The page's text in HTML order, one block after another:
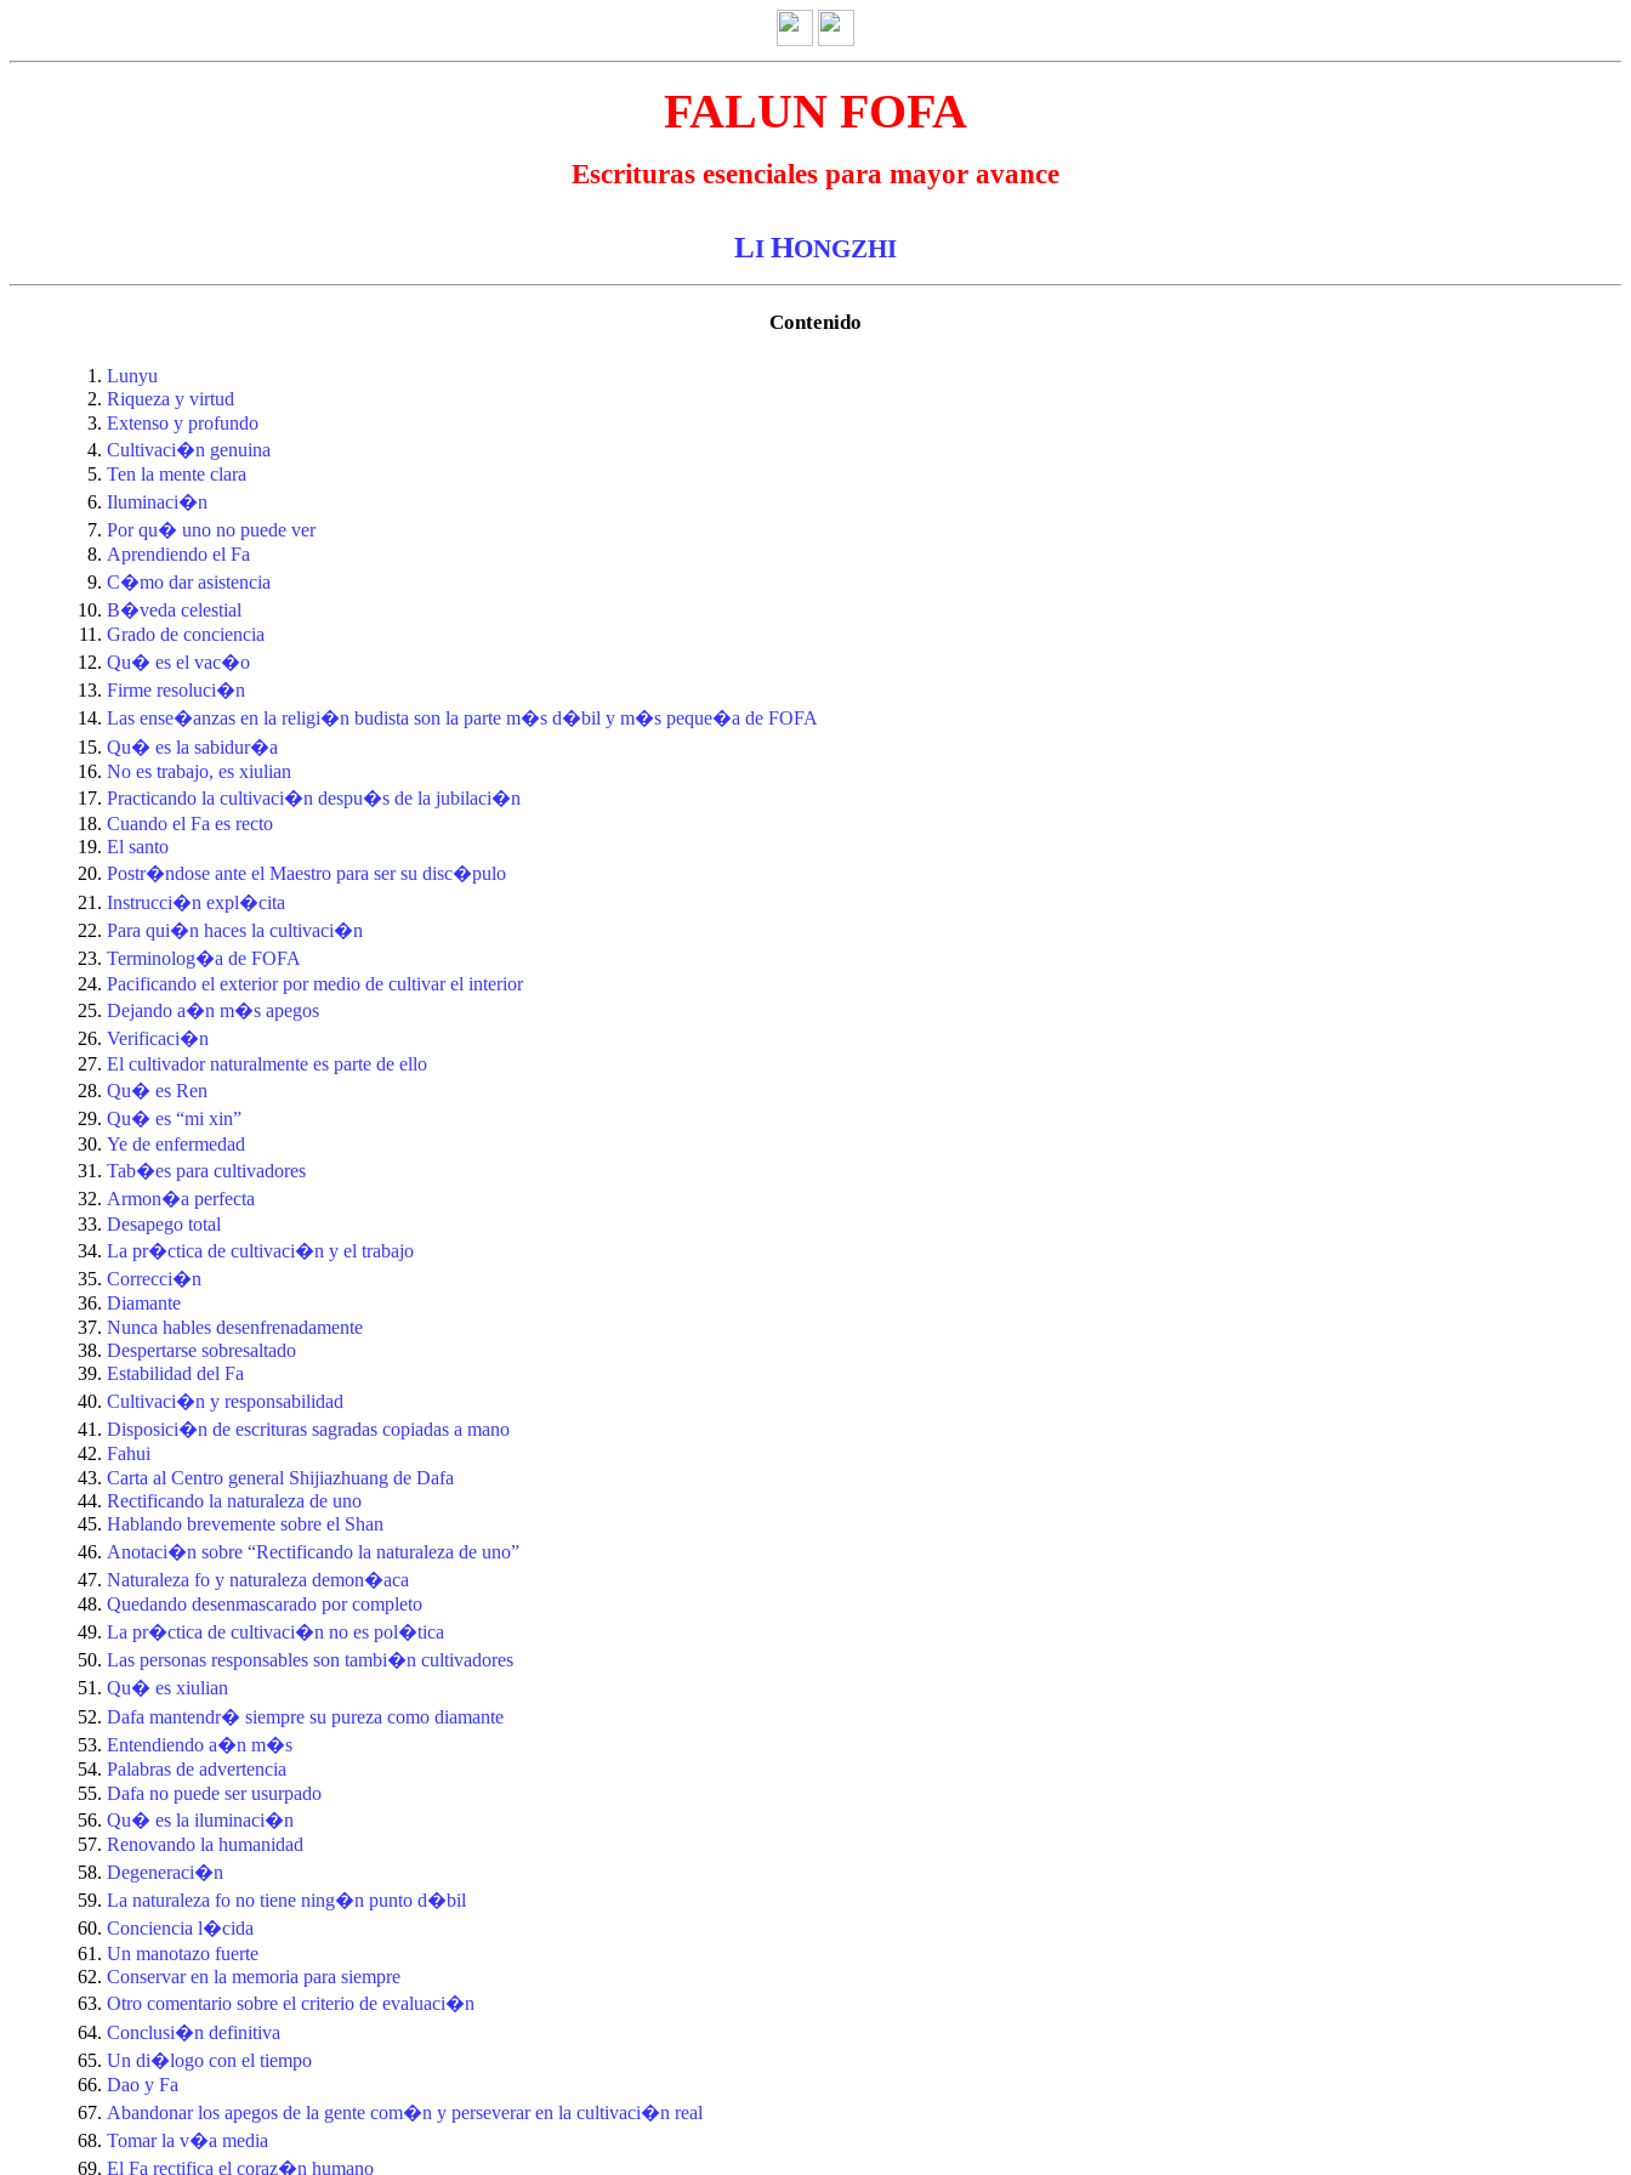
FALUN FOFA
Escrituras esenciales para mayor avance
LI HONGZHI
Contenido
Lunyu
Riqueza y virtud
Extenso y profundo
Cultivaci�n genuina
Ten la mente clara
Iluminaci�n
Por qu� uno no puede ver
Aprendiendo el Fa
C�mo dar asistencia
B�veda celestial
Grado de conciencia
Qu� es el vac�o
Firme resoluci�n
Las ense�anzas en la religi�n budista son la parte m�s d�bil y m�s peque�a de FOFA
Qu� es la sabidur�a
No es trabajo, es xiulian
Practicando la cultivaci�n despu�s de la jubilaci�n
Cuando el Fa es recto
El santo
Postr�ndose ante el Maestro para ser su disc�pulo
Instrucci�n expl�cita
Para qui�n haces la cultivaci�n
Terminolog�a de FOFA
Pacificando el exterior por medio de cultivar el interior
Dejando a�n m�s apegos
Verificaci�n
El cultivador naturalmente es parte de ello
Qu� es Ren
Qu� es “mi xin”
Ye de enfermedad
Tab�es para cultivadores
Armon�a perfecta
Desapego total
La pr�ctica de cultivaci�n y el trabajo
Correcci�n
Diamante
Nunca hables desenfrenadamente
Despertarse sobresaltado
Estabilidad del Fa
Cultivaci�n y responsabilidad
Disposici�n de escrituras sagradas copiadas a mano
Fahui
Carta al Centro general Shijiazhuang de Dafa
Rectificando la naturaleza de uno
Hablando brevemente sobre el Shan
Anotaci�n sobre “Rectificando la naturaleza de uno”
Naturaleza fo y naturaleza demon�aca
Quedando desenmascarado por completo
La pr�ctica de cultivaci�n no es pol�tica
Las personas responsables son tambi�n cultivadores
Qu� es xiulian
Dafa mantendr� siempre su pureza como diamante
Entendiendo a�n m�s
Palabras de advertencia
Dafa no puede ser usurpado
Qu� es la iluminaci�n
Renovando la humanidad
Degeneraci�n
La naturaleza fo no tiene ning�n punto d�bil
Conciencia l�cida
Un manotazo fuerte
Conservar en la memoria para siempre
Otro comentario sobre el criterio de evaluaci�n
Conclusi�n definitiva
Un di�logo con el tiempo
Dao y Fa
Abandonar los apegos de la gente com�n y perseverar en la cultivaci�n real
Tomar la v�a media
El Fa rectifica el coraz�n humano